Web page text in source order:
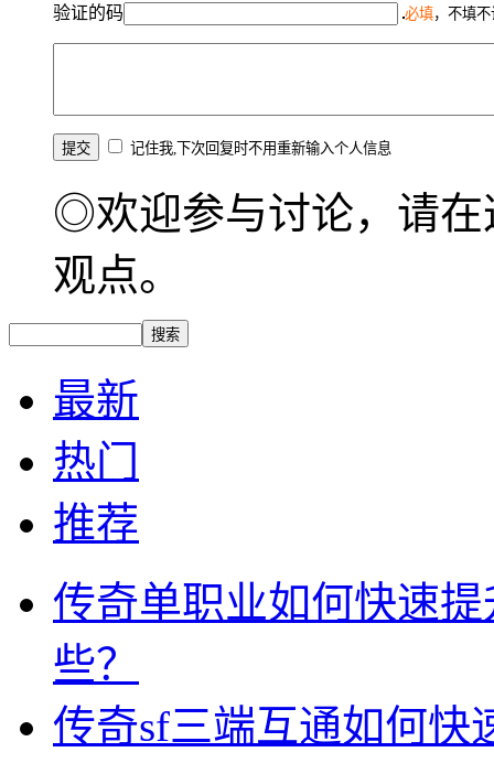
验证的码 必填，不填
记住我,下次回复时不用重新输入个人信息
◎欢迎参与讨论，请在
观点。
最新
热门
推荐
传奇单职业如何快速
些？
传奇sf三端互通如何快